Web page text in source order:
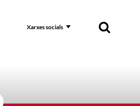
Xarxes socials